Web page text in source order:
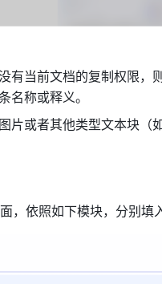
有当前文档的复制权限，
名称或释义。
片或者其他类型文本块（
，依照如下模块，分别填